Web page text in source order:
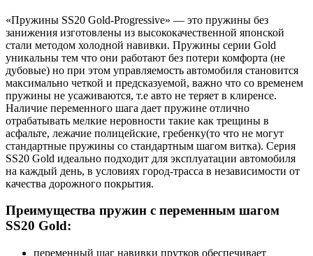
«Пружины SS20 Gold-Progressive» — это пружины без
занижения изготовлены из высококачественной японской
стали методом холодной навивки. Пружины серии Gold
уникальны тем что они работают без потери комфорта (не
дубовые) но при этом управляемость автомобиля становится
максимально четкой и предсказуемой, важно что со временем
пружины не усаживаются, т.е авто не теряет в клиренсе.
Наличие переменного шага дает пружине отлично
отрабатывать мелкие неровности такие как трещины в
асфальте, лежачие полицейские, гребенку(то что не могут
стандартные пружины со стандартным шагом витка). Серия
SS20 Gold идеально подходит для эксплуатации автомобиля
на каждый день, в условиях город-трасса в независимости от
качества дорожного покрытия.
Преимущества пружин с переменным шагом
SS20 Gold:
переменный шаг навивки прутков обеспечивает